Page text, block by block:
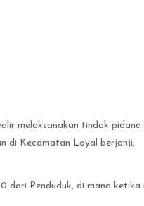
melaksanakan tindak pidana
di Kecamatan Loyal berjanji,
dari Penduduk, di mana ketika